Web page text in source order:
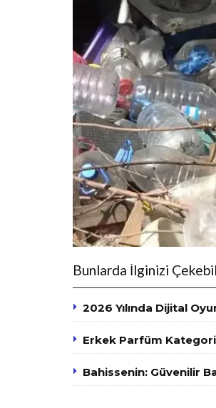
Bunlarda İlginizi
2026 Yılında Dijital
Erkek Parfüm
Bahissenin: Güvenilir